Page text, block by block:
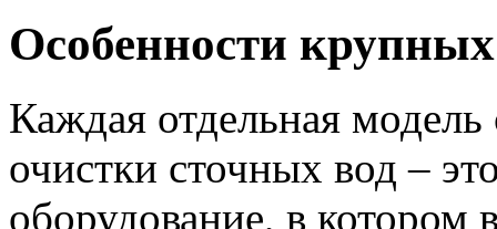
Особенности
Каждая отдельная
очистки сточных вод –
оборудование, в